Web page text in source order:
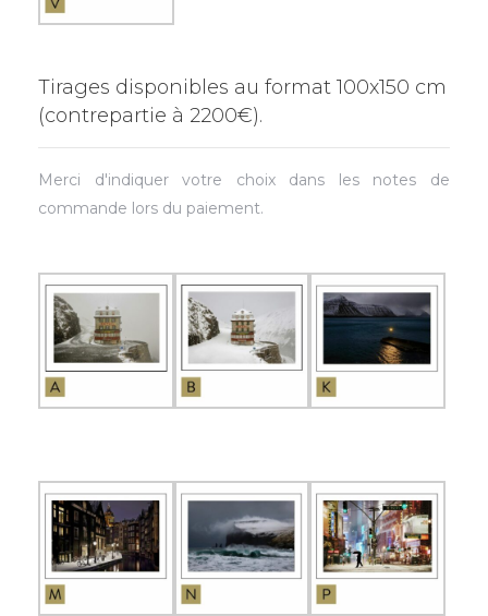
Tirages disponibles au format 100x150 cm
(contrepartie à 2200€).
Merci d'indiquer votre choix dans les notes de
commande lors du paiement.